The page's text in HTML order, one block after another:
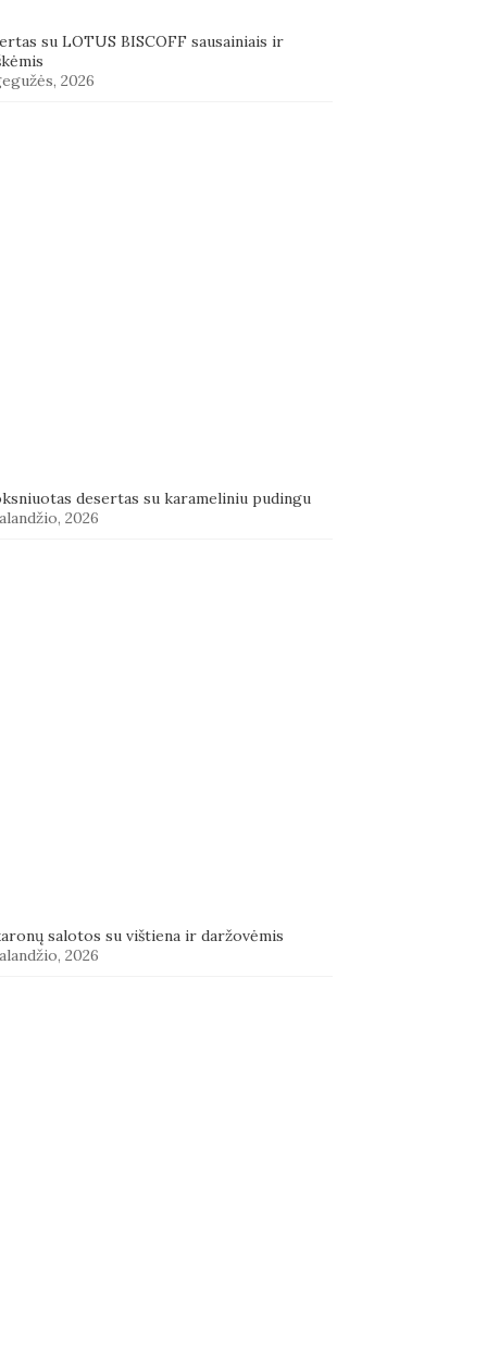
su LOTUS BISCOFF sausainiais ir
2026
desertas su karameliniu pudingu
2026
salotos su vištiena ir daržovėmis
2026